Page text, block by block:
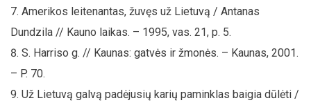
Amerikos leitenantas, žuvęs už Lietuvą / Antanas
Dundzila // Kauno laikas. – 1995, vas. 21, p. 5.
S. Harriso g. // Kaunas: gatvės ir žmonės. – Kaunas, 2001.
– P. 70.
Už Lietuvą galvą padėjusių karių paminklas baigia dūlėti /